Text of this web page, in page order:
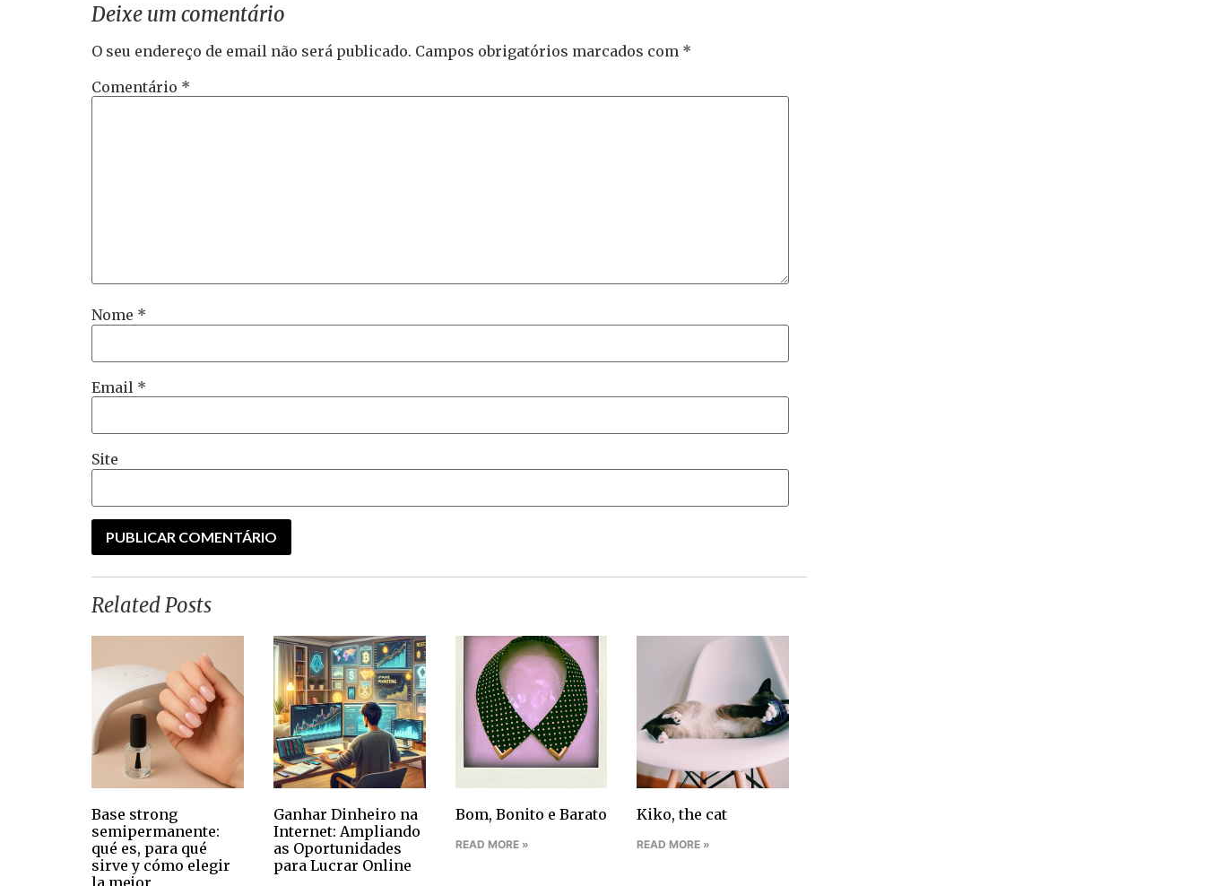
Deixe um comentário
O seu endereço de email não será publicado. Campos obrigatórios marcados com *
Comentário *
Nome *
Email *
Site
Related Posts
Base strong
semipermanente:
qué es, para qué
sirve y cómo elegir
Ganhar Dinheiro na
Internet: Ampliando
as Oportunidades
para Lucrar Online
Bom, Bonito e Barato
READ MORE »
Kiko, the cat
READ MORE »